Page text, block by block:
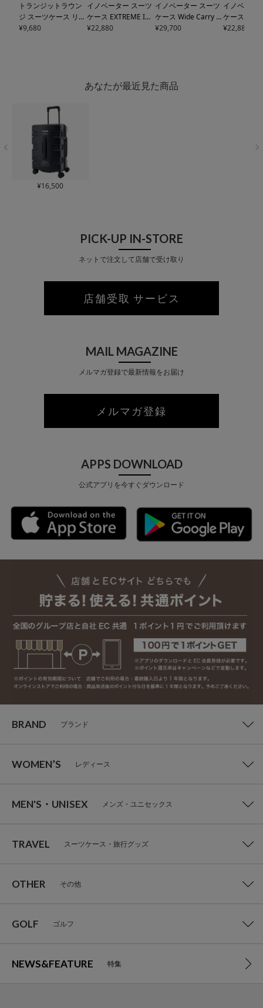
トランジットラウン
ジ スーツケース リッ
プル ripple 機内持ち
【トラベルフェア対
¥9,680
イノベーター スーツ
ケース EXTREME INV
20 機内持ち込み 軽量
【トラベルフェア対
¥22,880
イノベーター スーツ
ケース Wide Carry I
NV111 軽量 38L 54c
ベルフェア対象】
¥29,700
イノベータ
ケース 33L
TSAロック
¥22,880
あなたが最近見た商品
¥16,500
PICK-UP IN-STORE
ネットで注文して店舗で受け取り
店舗受取 サービス
MAIL MAGAZINE
メルマガ登録で最新情報をお届け
メルマガ登録
APPS DOWNLOAD
公式アプリを今すぐダウンロード
BRAND ブランド
WOMEN’S レディース
MEN'S・UNISEX メンズ・ユニセックス
TRAVEL スーツケース・旅行グッズ
OTHER その他
GOLF ゴルフ
NEWS&FEATURE 特集